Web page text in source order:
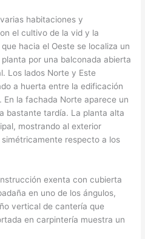
habitaciones y
el cultivo de la vid y la
hacia el Oeste se localiza un
por una balconada abierta
Los lados Norte y Este
a huerta entre la edificación
la fachada Norte aparece un
bastante tardía. La planta alta
mostrando al exterior
respecto a los
exenta con cubierta
en uno de los ángulos,
vertical de cantería que
en carpintería muestra un